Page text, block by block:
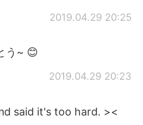
2019.04.29 20:25
う~ 😊
2019.04.29 20:23
said it's too hard. ><